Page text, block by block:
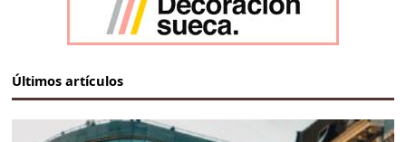
Últimos artículos